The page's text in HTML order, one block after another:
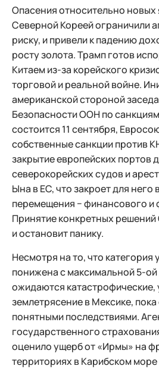
Опасения относительно
Северной Кореей ограничили
риску, и привели к падению
росту золота. Трамп готов
Китаем из-за корейского
торговой и реальной войне.
американской стороной
Безопасности ООН по
состоится 11 сентября,
собственные санкции против
закрытие европейских портов
северокорейских судов и
Ына в ЕС, что закроет для
перемещения − финансового и
Принятие конкретных
и остановит панику.
Несмотря на то, что
понижена с максимальной 5-
ожидаются катастрофические,
землетрясение в Мексике,
понятными последствиями.
государственного
оценило ущерб от «Ирмы» на
территориях в Карибском